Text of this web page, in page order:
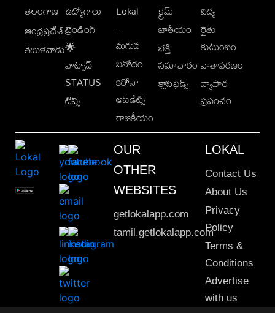
తెలంగాణ
ఆంధ్రప్రదేశ్
తమిళనాడు
ఉద్యోగాలు
ట్రెండింగ్
🌟
వాట్సాప్
STATUS
టిప్స్
Lokal
-
మగువ
వినోదం
కరోనా
అప్‌డేట్స్
రాజకీయం
క్రైమ్
జాతీయం
భక్తి
సమాచారం
క్లాసిఫైడ్స్
విద్య
రైతు
కుటుంబం
వాతావరణం
వ్యాపార
ప్రపంచం
OUR
OTHER
WEBSITES
getlokalapp.com
tamil.getlokalapp.com
LOKAL
Contact Us
About Us
Privacy
Policy
Terms &
Conditions
Advertise
with us